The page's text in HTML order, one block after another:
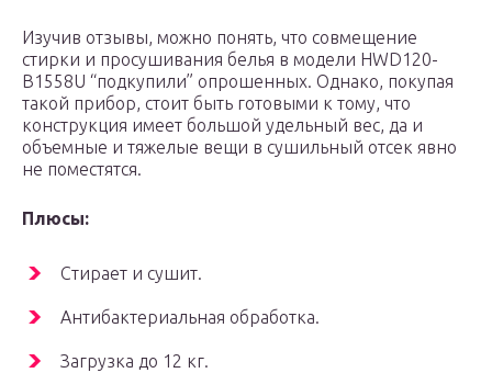
Изучив отзывы, можно понять, что совмещение
стирки и просушивания белья в модели HWD120-
B1558U “подкупили” опрошенных. Однако, покупая
такой прибор, стоит быть готовыми к тому, что
конструкция имеет большой удельный вес, да и
объемные и тяжелые вещи в сушильный отсек явно
не поместятся.
Плюсы:
Стирает и сушит.
Антибактериальная обработка.
Загрузка до 12 кг.